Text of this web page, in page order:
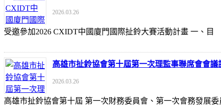
2026.03.26
受邀參加2026 CXIDT中國廈門國際扯鈴大賽活動計畫 一、
高雄市扯鈴協會第十屆第一次理監事聯席會會議
2026.03.26
高雄市扯鈴協會第十屆 第一次財務委員會、第一次會務發展